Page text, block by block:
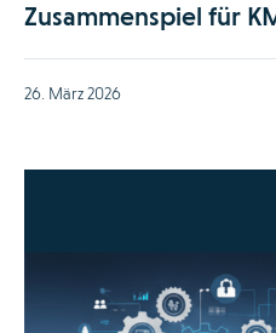
Zusammenspiel für
26. März 2026